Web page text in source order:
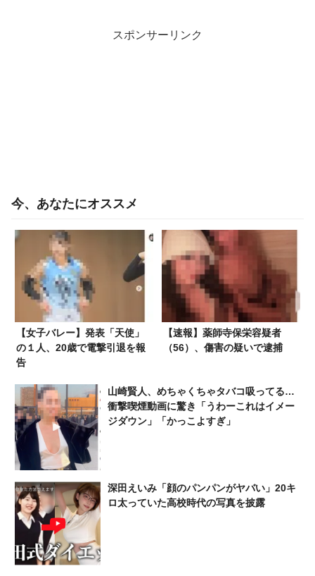
スポンサーリンク
今、あなたにオススメ
【女子バレー】発表「天使」
の１人、20歳で電撃引退を報
告
【速報】薬師寺保栄容疑者
（56）、傷害の疑いで逮捕
山崎賢人、めちゃくちゃタバコ吸ってる…
衝撃喫煙動画に驚き「うわーこれはイメー
ジダウン」「かっこよすぎ」
深田えいみ「顔のパンパンがヤバい」20キ
ロ太っていた高校時代の写真を披露